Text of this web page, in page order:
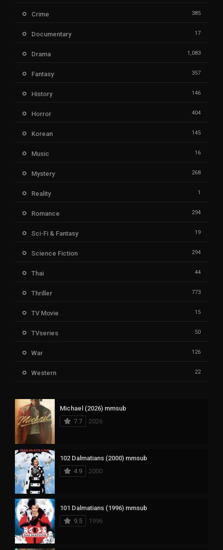
Crime 385
Documentary 17
Drama 1,083
Fantasy 357
History 146
Horror 404
Korean 145
Music 16
Mystery 268
Reality 1
Romance 294
Sci-Fi & Fantasy 19
Science Fiction 294
Thai 44
Thriller 773
TV Movie 15
TVseries 50
War 126
Western 22
Michael (2026) mmsub
7.7
2026
102 Dalmatians (2000) mmsub
4.9
2000
101 Dalmatians (1996) mmsub
9.5
1996